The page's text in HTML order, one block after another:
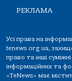
РЕКЛАМА
Усі права на
tenews.org.ua,
право та інші
інформаційних та
«TeNews» має